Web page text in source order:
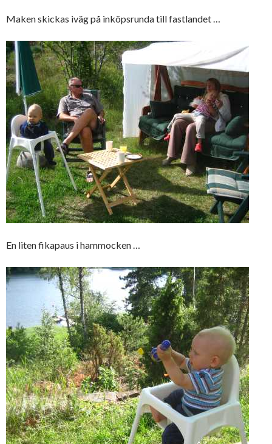
Maken skickas iväg på inköpsrunda till fastlandet …
En liten fikapaus i hammocken …